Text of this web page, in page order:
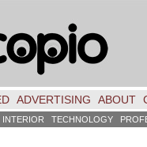
ADVERTISING ABOUT
INTERIOR TECHNOLOGY